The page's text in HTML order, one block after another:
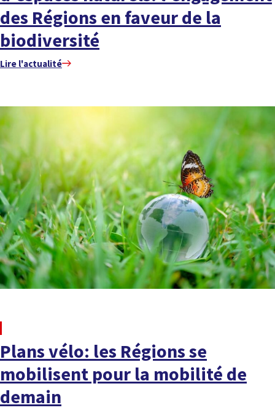
des Régions en faveur de la
biodiversité
Lire l'actualité
Plans vélo: les Régions se
mobilisent pour la mobilité de
demain